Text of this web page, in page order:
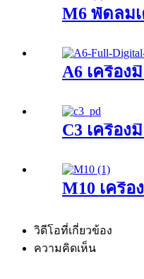
M6 พัดลม
A6 เครื่อ
C3 เครื่อง
M10 เครื่
วิดีโอที่เกี่ยวข้อง
ความคิดเห็น